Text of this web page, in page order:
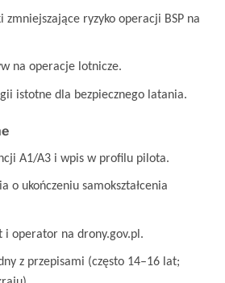
zmniejszające ryzyko operacji BSP na
na operacje lotnicze.
istotne dla bezpiecznego latania.
A1/A3 i wpis w profilu pilota.
o ukończeniu samokształcenia
i operator na drony.gov.pl.
z przepisami (często 14–16 lat;